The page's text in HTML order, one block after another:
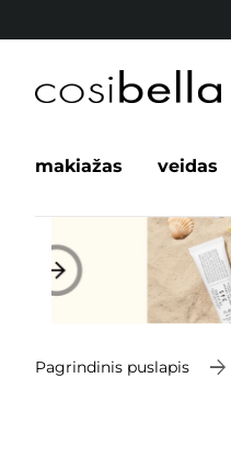
makiažas veidas
Pagrindinis puslapis